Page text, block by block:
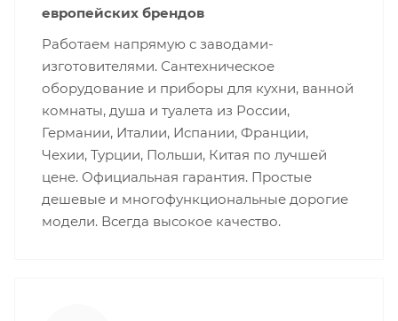
европейских брендов
Работаем напрямую с заводами-
изготовителями. Сантехническое
оборудование и приборы для кухни, ванной
комнаты, душа и туалета из России,
Германии, Италии, Испании, Франции,
Чехии, Турции, Польши, Китая по лучшей
цене. Официальная гарантия. Простые
дешевые и многофункциональные дорогие
модели. Всегда высокое качество.